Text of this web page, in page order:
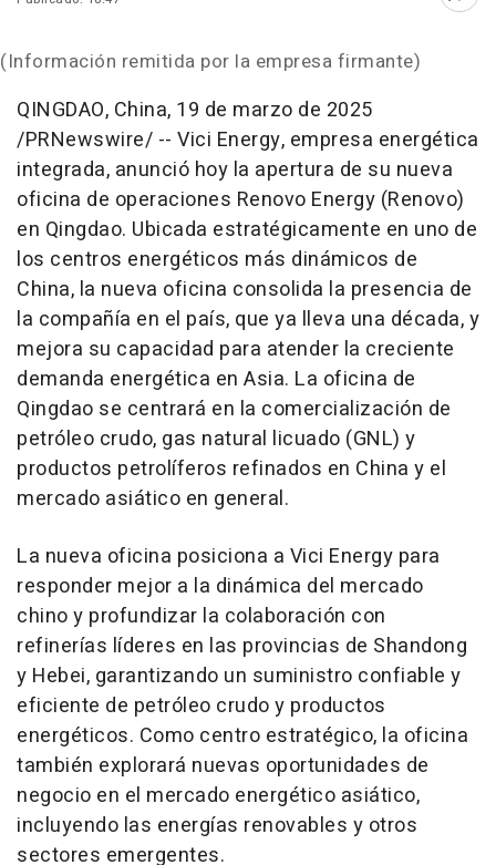
(Información remitida por la empresa firmante)
QINGDAO, China, 19 de marzo de 2025
/PRNewswire/ -- Vici Energy, empresa energética
integrada, anunció hoy la apertura de su nueva
oficina de operaciones Renovo Energy (Renovo)
en Qingdao. Ubicada estratégicamente en uno de
los centros energéticos más dinámicos de
China, la nueva oficina consolida la presencia de
la compañía en el país, que ya lleva una década, y
mejora su capacidad para atender la creciente
demanda energética en Asia. La oficina de
Qingdao se centrará en la comercialización de
petróleo crudo, gas natural licuado (GNL) y
productos petrolíferos refinados en China y el
mercado asiático en general.
La nueva oficina posiciona a Vici Energy para
responder mejor a la dinámica del mercado
chino y profundizar la colaboración con
refinerías líderes en las provincias de Shandong
y Hebei, garantizando un suministro confiable y
eficiente de petróleo crudo y productos
energéticos. Como centro estratégico, la oficina
también explorará nuevas oportunidades de
negocio en el mercado energético asiático,
incluyendo las energías renovables y otros
sectores emergentes.